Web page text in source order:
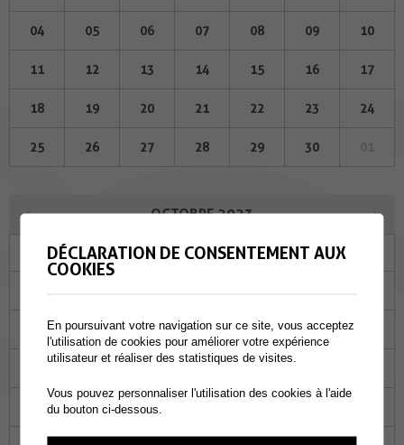
04 05 06 07 08 09 10
11 12 13 14 15 16 17
18 19 20 21 22 23 24
25 26 27 28 29 30
OCTOBRE 2023
Ma Me Je Ve Sa
03 04 05 06 07
17 18
DÉCLARATION DE CONSENTEMENT AUX
COOKIES
En poursuivant votre navigation sur ce site, vous acceptez
l'utilisation de cookies pour améliorer votre expérience
utilisateur et réaliser des statistiques de visites.
Vous pouvez personnaliser l'utilisation des cookies à l'aide
du bouton ci-dessous.